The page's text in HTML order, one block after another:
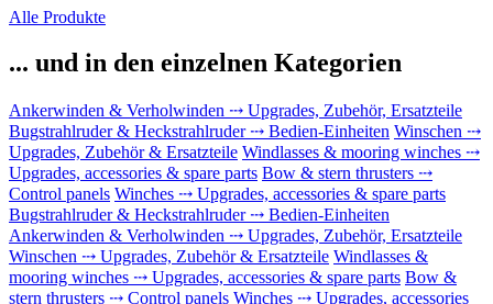
Alle Produkte
... und in den einzelnen Kategorien
Ankerwinden & Verholwinden ⤏ Upgrades, Zubehör, Ersatzteile
Bugstrahlruder & Heckstrahlruder ⤏ Bedien-Einheiten Winschen ⤏
Upgrades, Zubehör & Ersatzteile Windlasses & mooring winches ⤏
Upgrades, accessories & spare parts Bow & stern thrusters ⤏
Control panels Winches ⤏ Upgrades, accessories & spare parts
Bugstrahlruder & Heckstrahlruder ⤏ Bedien-Einheiten
Ankerwinden & Verholwinden ⤏ Upgrades, Zubehör, Ersatzteile
Winschen ⤏ Upgrades, Zubehör & Ersatzteile Windlasses &
mooring winches ⤏ Upgrades, accessories & spare parts Bow &
stern thrusters ⤏ Control panels Winches ⤏ Upgrades, accessories